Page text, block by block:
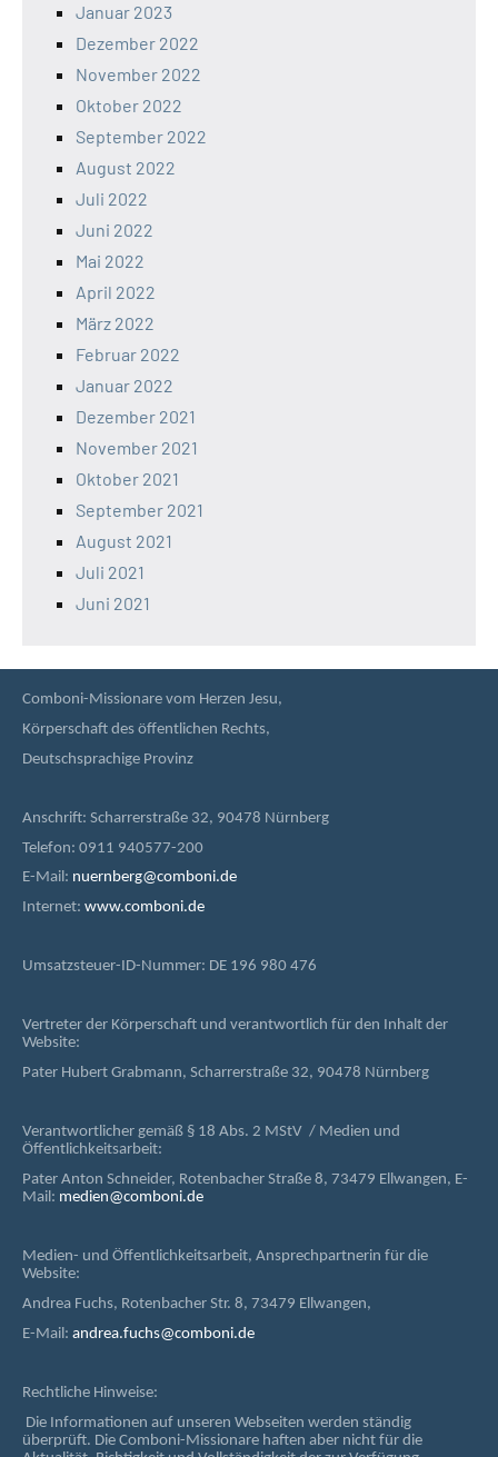
Januar 2023
Dezember 2022
November 2022
Oktober 2022
September 2022
August 2022
Juli 2022
Juni 2022
Mai 2022
April 2022
März 2022
Februar 2022
Januar 2022
Dezember 2021
November 2021
Oktober 2021
September 2021
August 2021
Juli 2021
Juni 2021
Comboni-Missionare vom Herzen Jesu,
Körperschaft des öffentlichen Rechts,
Deutschsprachige Provinz
Anschrift: Scharrerstraße 32, 90478 Nürnberg
Telefon: 0911 940577-200
E-Mail: nuernberg@comboni.de
Internet: www.comboni.de
Umsatzsteuer-ID-Nummer: DE 196 980 476
Vertreter der Körperschaft und verantwortlich für den Inhalt der
Website:
Pater Hubert Grabmann, Scharrerstraße 32, 90478 Nürnberg
Verantwortlicher gemäß § 18 Abs. 2 MStV / Medien und
Öffentlichkeitsarbeit:
Pater Anton Schneider, Rotenbacher Straße 8, 73479 Ellwangen, E-
Mail: medien@comboni.de
Medien- und Öffentlichkeitsarbeit, Ansprechpartnerin für die
Website:
Andrea Fuchs, Rotenbacher Str. 8, 73479 Ellwangen,
E-Mail: andrea.fuchs@comboni.de
Rechtliche Hinweise:
Die Informationen auf unseren Webseiten werden ständig
überprüft. Die Comboni-Missionare haften aber nicht für die